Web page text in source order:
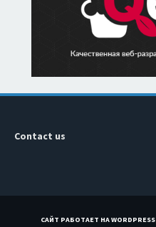
Contact us
САЙТ РАБОТАЕТ НА WORDPRESS